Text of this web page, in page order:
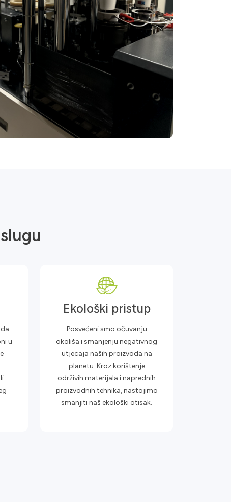
u
Ekološki pristup
Posvećeni smo očuvanju
okoliša i smanjenju negativnog
utjecaja naših proizvoda na
planetu. Kroz korištenje
održivih materijala i naprednih
proizvodnih tehnika, nastojimo
smanjiti naš ekološki otisak.